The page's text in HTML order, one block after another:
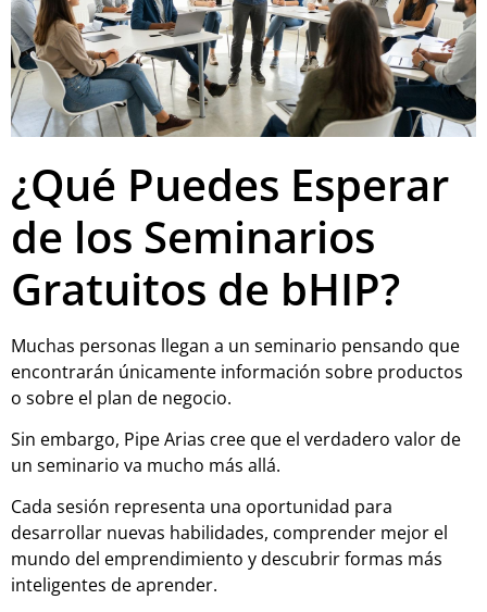
¿Qué Puedes Esperar
de los Seminarios
Gratuitos de bHIP?
Muchas personas llegan a un seminario pensando que
encontrarán únicamente información sobre productos
o sobre el plan de negocio.
Sin embargo, Pipe Arias cree que el verdadero valor de
un seminario va mucho más allá.
Cada sesión representa una oportunidad para
desarrollar nuevas habilidades, comprender mejor el
mundo del emprendimiento y descubrir formas más
inteligentes de aprender.